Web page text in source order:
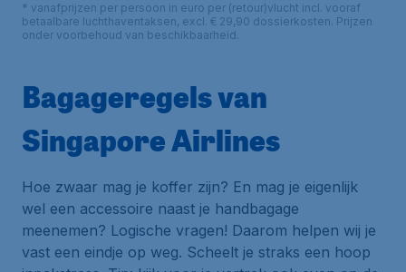
* vanafprijzen per persoon in euro per (retour)vlucht incl. vooraf
betaalbare luchthaventaksen, excl. € 29,90 dossierkosten. Prijzen
onder voorbehoud van beschikbaarheid.
Bagageregels van
Singapore Airlines
Hoe zwaar mag je koffer zijn? En mag je eigenlijk
wel een accessoire naast je handbagage
meenemen? Logische vragen! Daarom helpen wij je
vast een eindje op weg. Scheelt je straks een hoop